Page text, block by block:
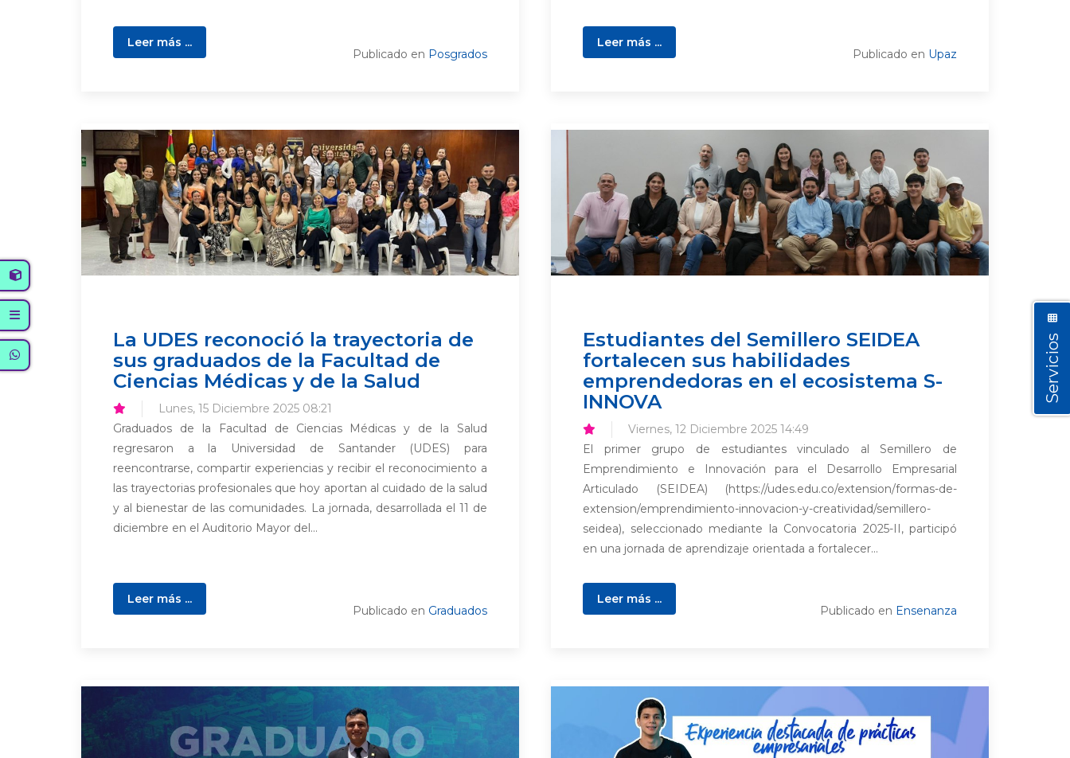
Leer más ...
Publicado en Posgrados
Leer más ...
Publicado en Upaz
La UDES reconoció la trayectoria de
sus graduados de la Facultad de
Ciencias Médicas y de la Salud
Lunes, 15 Diciembre 2025 08:21
Graduados de la Facultad de Ciencias Médicas y de la Salud
regresaron a la Universidad de Santander (UDES) para
reencontrarse, compartir experiencias y recibir el reconocimiento a
las trayectorias profesionales que hoy aportan al cuidado de la salud
y al bienestar de las comunidades. La jornada, desarrollada el 11 de
diciembre en el Auditorio Mayor del...
Leer más ...
Publicado en Graduados
Estudiantes del Semillero SEIDEA
fortalecen sus habilidades
emprendedoras en el ecosistema S-
INNOVA
Viernes, 12 Diciembre 2025 14:49
El primer grupo de estudiantes vinculado al Semillero de
Emprendimiento e Innovación para el Desarrollo Empresarial
Articulado (SEIDEA) (https://udes.edu.co/extension/formas-de-
extension/emprendimiento-innovacion-y-creatividad/semillero-
seidea), seleccionado mediante la Convocatoria 2025-II, participó
en una jornada de aprendizaje orientada a fortalecer...
Leer más ...
Publicado en Ensenanza
Servicios